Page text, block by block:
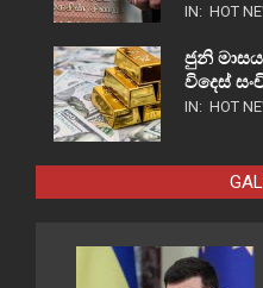
IN: HOT
ජුනි
විදෙස්
IN: HOT